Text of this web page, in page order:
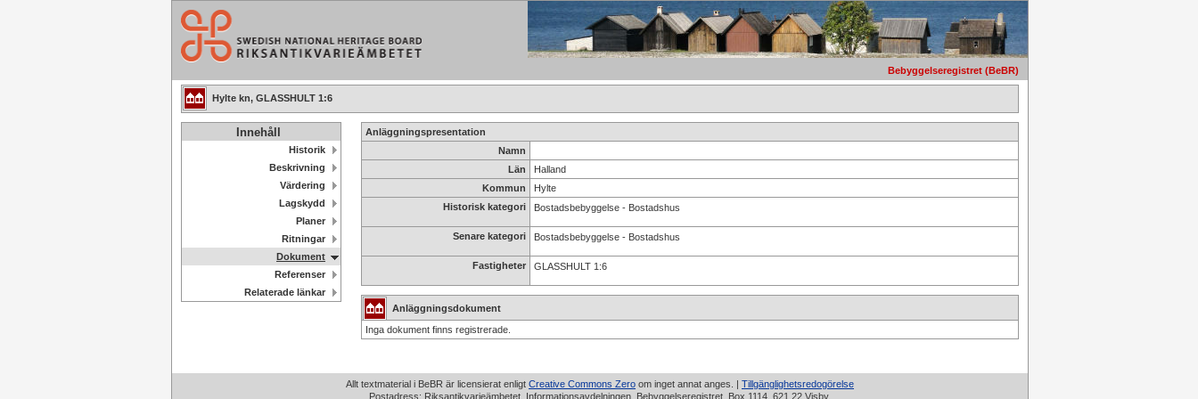
Bebyggelseregistret (BeBR)
Hylte kn, GLASSHULT 1:6
Innehåll
Historik
Beskrivning
Värdering
Lagskydd
Planer
Ritningar
Dokument
Referenser
Relaterade länkar
Anläggningspresentation
Namn
Län
Halland
Kommun
Hylte
Historisk kategori
Bostadsbebyggelse - Bostadshus
Senare kategori Bostadsbebyggelse - Bostadshus
Fastigheter GLASSHULT 1:6
Anläggningsdokument
Inga dokument finns registrerade.
Allt textmaterial i BeBR är licensierat enligt Creative Commons Zero om inget annat anges. | Tillgänglighetsredogörelse
Postadress: Riksantikvarieämbetet, Informationsavdelningen, Bebyggelseregistret, Box 1114, 621 22 Visby.